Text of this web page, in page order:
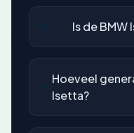
Is de
Hoeveel
Isetta?